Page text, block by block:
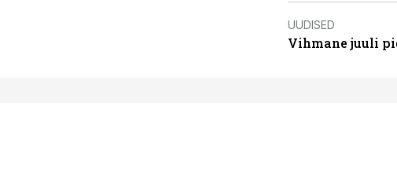
UUDISED
Vihmane juuli